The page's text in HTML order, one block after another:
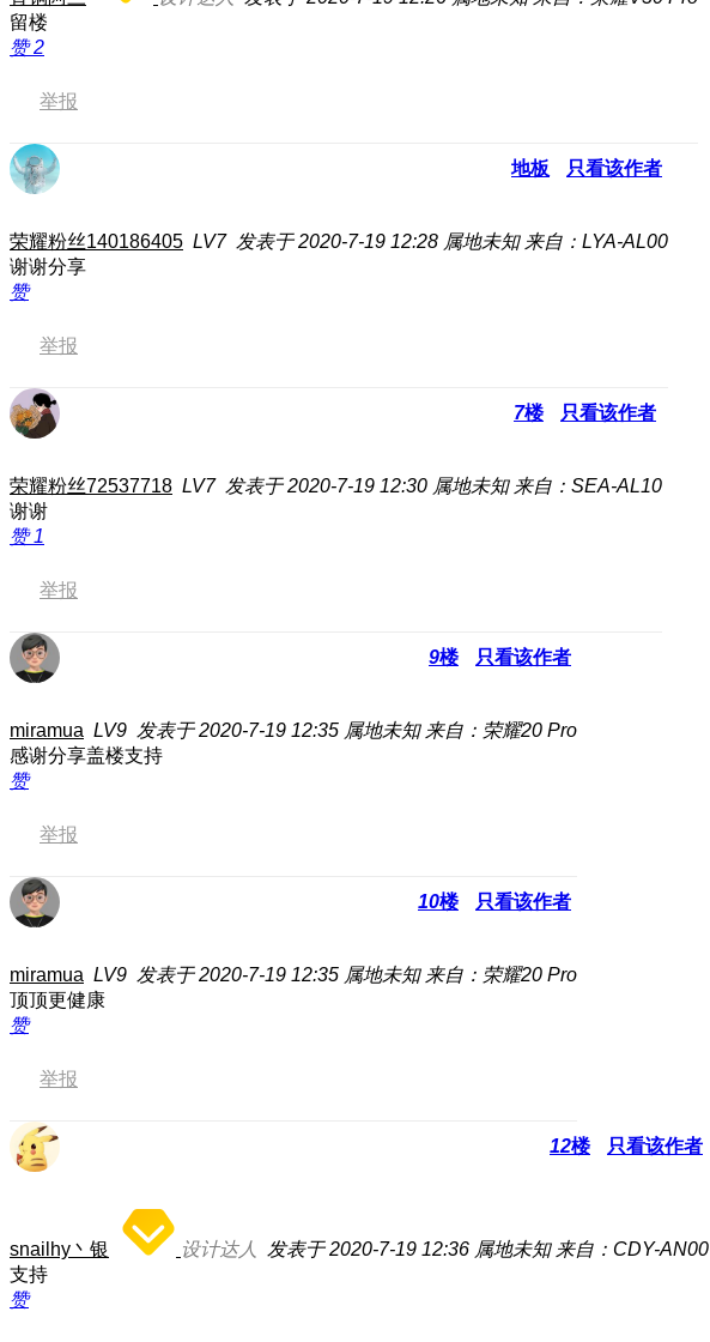
留楼
赞2
举报
地板 只看该作者
荣耀粉丝140186405 LV7 发表于 2020-7-19 12:28 属地未知 来自：LYA-AL00
谢谢分享
赞
举报
7楼 只看该作者
荣耀粉丝72537718 LV7 发表于 2020-7-19 12:30 属地未知 来自：SEA-AL10
谢谢
赞1
举报
9楼 只看该作者
miramua LV9 发表于 2020-7-19 12:35 属地未知 来自：荣耀20 Pro
感谢分享盖楼支持
赞
举报
10楼 只看该作者
miramua LV9 发表于 2020-7-19 12:35 属地未知 来自：荣耀20 Pro
顶顶更健康
赞
举报
12楼 只看该作者
snailhy丶银 设计达人 发表于 2020-7-19 12:36 属地未知 来自：CDY-AN00
支持
赞